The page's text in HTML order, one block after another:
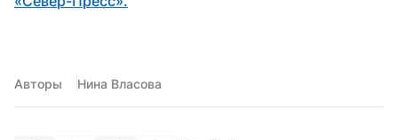
Авторы Нина Власова